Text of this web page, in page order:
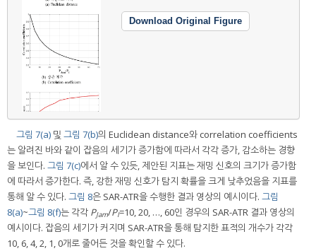
Download Original Figure
그림 7(a) 및 그림 7(b)의 Euclidean distance와 correlation coefficients
는 알려진 바와 같이 잡음의 세기가 증가함에 따라서 각각 증가, 감소하는 경향
을 보인다. 그림 7(c)에서 알 수 있듯, 제안된 지표는 재밍 신호의 크기가 증가함
에 따라서 증가한다. 즉, 강한 재밍 신호가 탐지 확률을 크게 낮추었음을 지표를
통해 알 수 있다. 그림 8은 SAR-ATR을 수행한 결과 영상의 예시이다. 그림
8(a)~그림 8(f)는 각각 PJam/PI=10, 20, …, 60인 경우의 SAR-ATR 결과 영상의
예시이다. 잡음의 세기가 커지며 SAR-ATR을 통해 탐지한 표적의 개수가 각각
10, 6, 4, 2, 1, 0개로 줄어든 것을 확인할 수 있다.